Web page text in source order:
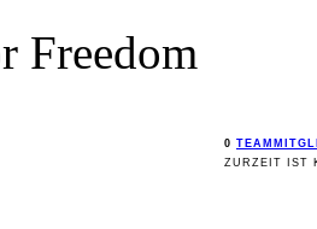
Freedom
0
ZURZEIT IST